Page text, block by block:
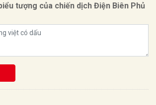
tượng của chiến dịch Điện Biên Phủ